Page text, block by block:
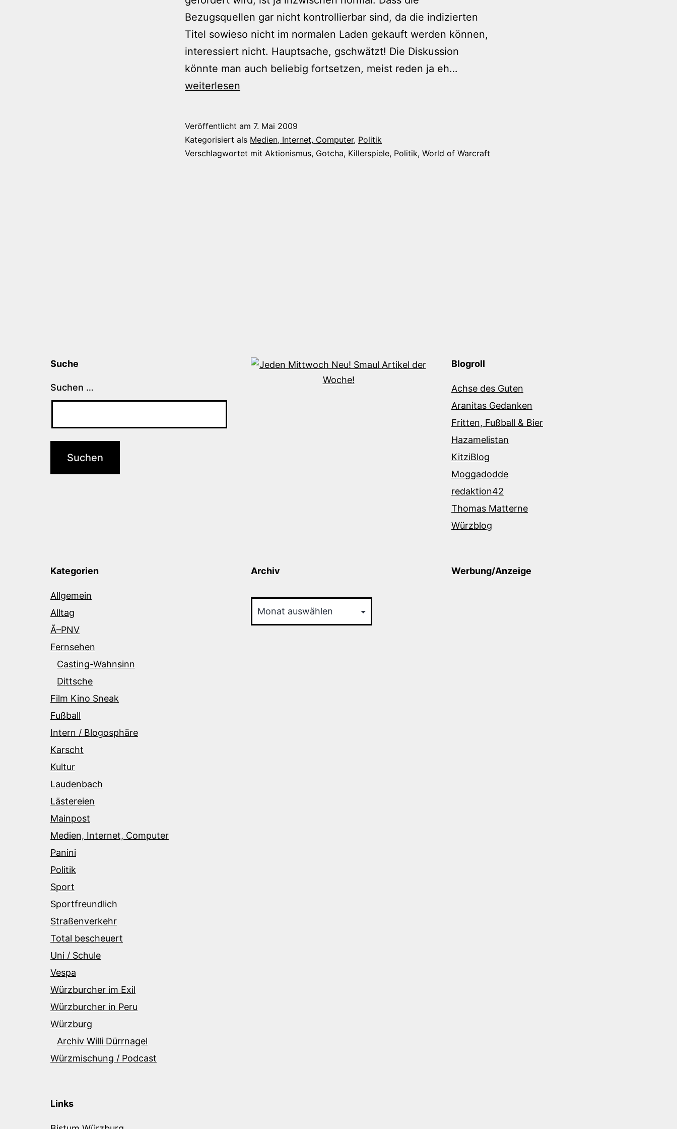
Bezugsquellen gar nicht kontrollierbar sind, da die indizierten
Titel sowieso nicht im normalen Laden gekauft werden können,
interessiert nicht. Hauptsache, gschwätzt! Die Diskussion
könnte man auch beliebig fortsetzen, meist reden ja eh…
weiterlesen
Veröffentlicht am 7. Mai 2009
Kategorisiert als Medien, Internet, Computer, Politik
Verschlagwortet mit Aktionismus, Gotcha, Killerspiele, Politik, World of Warcraft
Suche
Suchen …
Blogroll
Achse des Guten
Aranitas Gedanken
Fritten, Fußball & Bier
Hazamelistan
KitziBlog
Moggadodde
redaktion42
Thomas Matterne
Würzblog
Kategorien
Allgemein
Alltag
Ã–PNV
Fernsehen
Casting-Wahnsinn
Dittsche
Film Kino Sneak
Fußball
Intern / Blogosphäre
Karscht
Kultur
Laudenbach
Lästereien
Mainpost
Medien, Internet, Computer
Panini
Politik
Sport
Sportfreundlich
Straßenverkehr
Total bescheuert
Uni / Schule
Vespa
Würzburcher im Exil
Würzburcher in Peru
Würzburg
Archiv Willi Dürrnagel
Würzmischung / Podcast
Archiv Werbung/Anzeige
Links